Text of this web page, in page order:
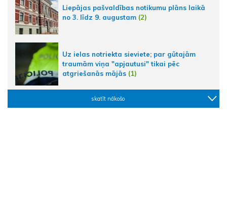
Liepājas pašvaldības notikumu plāns laikā
no 3. līdz 9. augustam (2)
Uz ielas notriekta sieviete; par gūtajām
traumām viņa "apjautusi" tikai pēc
atgriešanās mājās (1)
skatīt nākošo